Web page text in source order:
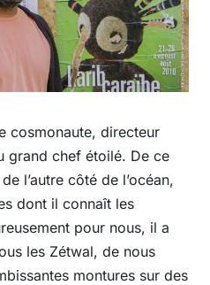
cosmonaute, directeur
grand chef étoilé. De ce
l’autre côté de l’océan,
dont il connaît les
pour nous, il a
les Zétwal, de nous
montures sur des